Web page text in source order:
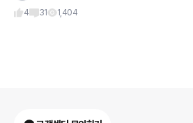
4
31 1,404